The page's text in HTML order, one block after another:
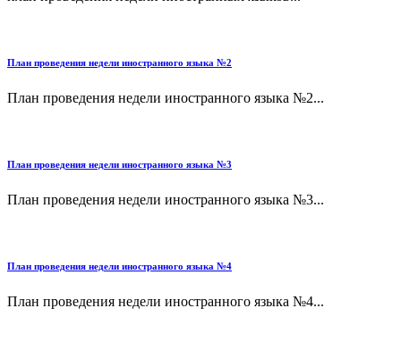
План проведения недели иностранного языка №2
План проведения недели иностранного языка №2...
План проведения недели иностранного языка №3
План проведения недели иностранного языка №3...
План проведения недели иностранного языка №4
План проведения недели иностранного языка №4...